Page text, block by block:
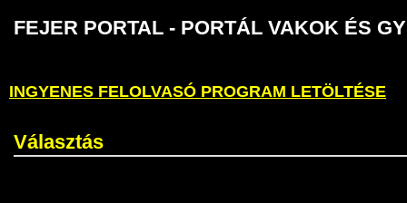
FEJER PORTAL - PORTÁL VAKOK ÉS
INGYENES FELOLVASÓ PROGRAM LETÖLTÉSE
Választás